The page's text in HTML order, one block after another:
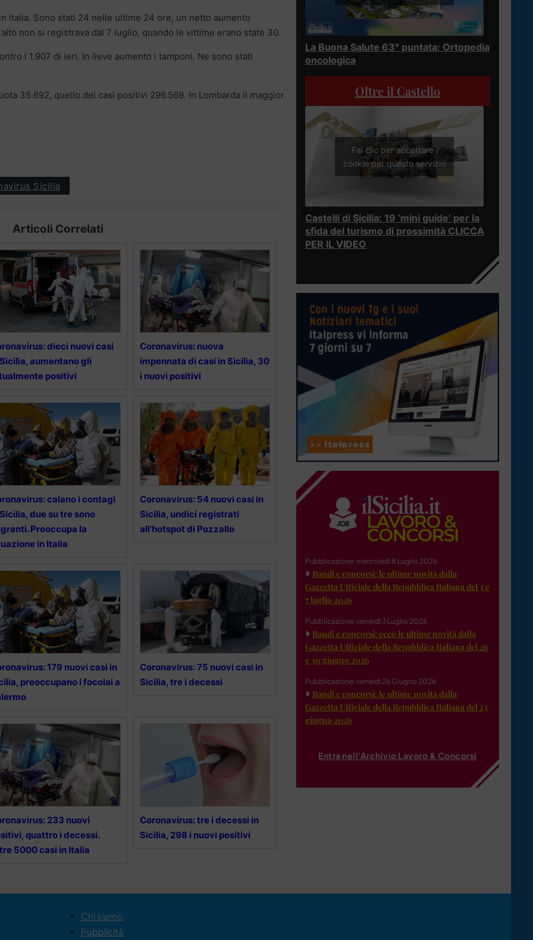
Italia. Sono stati 24 nelle ultime 24 ore, un netto aumento
non si registrava dal 7 luglio, quando le vittime erano state 30.
i 1.907 di ieri. In lieve aumento i tamponi. Ne sono stati
35.692, quello dei casi positivi 296.569. In Lombarda il maggior
Sicilia
Articoli Correlati
dieci nuovi casi
aumentano gli
positivi
Coronavirus: nuova
impennata di casi in Sicilia, 30
i nuovi positivi
calano i contagi
due su tre sono
Preoccupa la
in Italia
Coronavirus: 54 nuovi casi in
Sicilia, undici registrati
all’hotspot di Pozzallo
179 nuovi casi in
preoccupano i focolai a
Coronavirus: 75 nuovi casi in
Sicilia, tre i decessi
233 nuovi
quattro i decessi.
5000 casi in Italia
Coronavirus: tre i decessi in
Sicilia, 298 i nuovi positivi
La Buona Salute 63° puntata: Ortopedia
oncologica
Oltre il Castello
Fai clic per accettare i
cookie per questo servizio
Castelli di Sicilia: 19 ‘mini guide’ per la
sfida del turismo di prossimità CLICCA
PER IL VIDEO
Pubblicazione: mercoledì 8 Luglio 2026
Bandi e concorsi: le ultime novità dalla
Gazzetta Ufficiale della Repubblica Italiana del 3 e
7 luglio 2026
Pubblicazione: venerdì 3 Luglio 2026
Bandi e concorsi: ecco le ultime novità dalla
Gazzetta Ufficiale della Repubblica Italiana del 26
e 30 giugno 2026
Pubblicazione: venerdì 26 Giugno 2026
Bandi e concorsi: le ultime novità dalla
Gazzetta Ufficiale della Repubblica Italiana del 23
giugno 2026
Entra nell'Archivio Lavoro & Concorsi
Chi siamo
Pubblicità